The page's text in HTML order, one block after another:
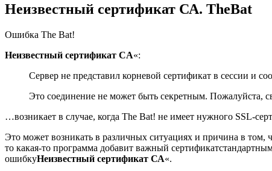
Неизвестный сертификат СА. TheBat
Ошибка The Bat!
Неизвестный сертификат CA«:
Сервер не представил корневой сертификат в сессии и
Это соединение не может быть секретным. Пожалуйста,
…возникает в случае, когда The Bat! не имеет нужного SSL-
Это может возникать в различных ситуациях и причина в
то какая-то программа добавит важный
ошибкуНеизвестный сертификат СА«.